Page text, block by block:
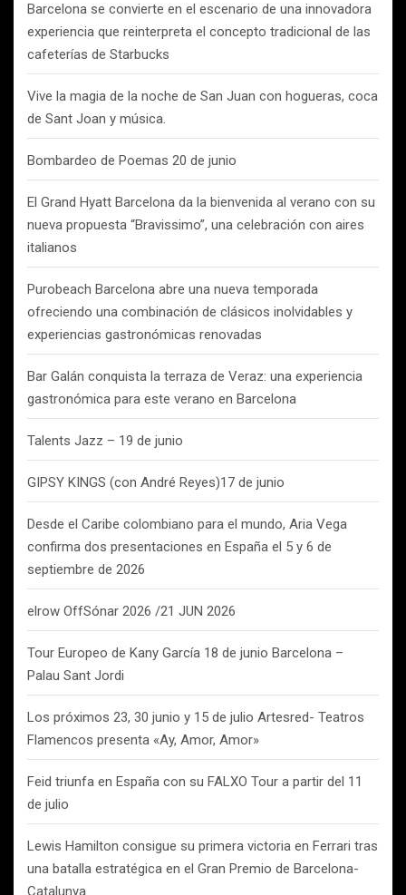
Barcelona se convierte en el escenario de una innovadora
experiencia que reinterpreta el concepto tradicional de las
cafeterías de Starbucks
Vive la magia de la noche de San Juan con hogueras, coca
de Sant Joan y música.
Bombardeo de Poemas 20 de junio
El Grand Hyatt Barcelona da la bienvenida al verano con su
nueva propuesta “Bravissimo”, una celebración con aires
italianos
Purobeach Barcelona abre una nueva temporada
ofreciendo una combinación de clásicos inolvidables y
experiencias gastronómicas renovadas
Bar Galán conquista la terraza de Veraz: una experiencia
gastronómica para este verano en Barcelona
Talents Jazz – 19 de junio
GIPSY KINGS (con André Reyes)17 de junio
Desde el Caribe colombiano para el mundo, Aria Vega
confirma dos presentaciones en España el 5 y 6 de
septiembre de 2026
elrow OffSónar 2026 /21 JUN 2026
Tour Europeo de Kany García 18 de junio Barcelona –
Palau Sant Jordi
Los próximos 23, 30 junio y 15 de julio Artesred- Teatros
Flamencos presenta «Ay, Amor, Amor»
Feid triunfa en España con su FALXO Tour a partir del 11
de julio
Lewis Hamilton consigue su primera victoria en Ferrari tras
una batalla estratégica en el Gran Premio de Barcelona-
Catalunya